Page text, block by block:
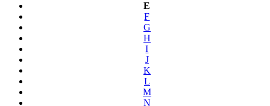
E
F
G
H
I
J
K
L
M
N